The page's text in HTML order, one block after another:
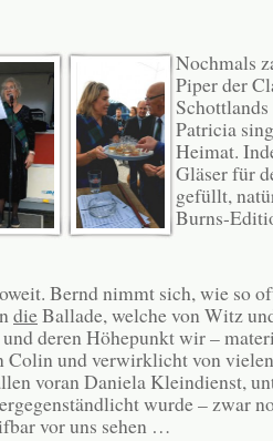
Nochmals
Piper der
Patricia
Heimat.
Gläser für
gefüllt,
Burns-
Bernd nimmt sich, wie so
dieBallade, welche von Witz
deren Höhepunkt wir –
Colin und verwirklicht von
voran Daniela Kleindienst,
wurde – zwar
vor uns sehen …